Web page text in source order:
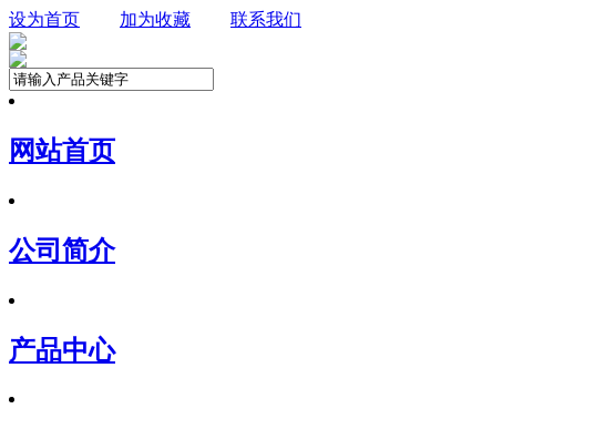
设为首页 加为收藏 联系我们
网站首页
公司简介
产品中心